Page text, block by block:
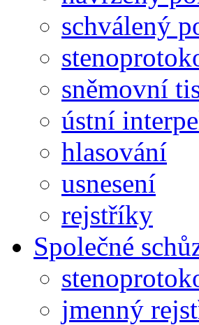
schválený
sněmovní
ústní
hlasování
usnesení
rejstříky
Společné
jmenný